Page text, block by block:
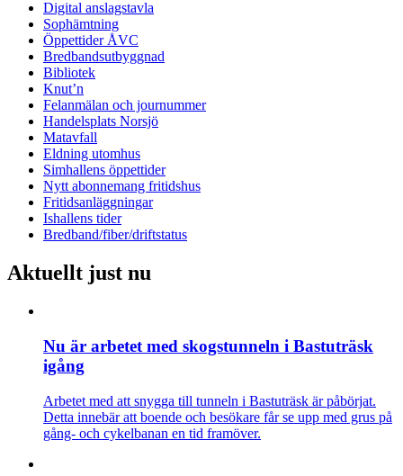
Digital anslagstavla
Sophämtning
Öppettider ÅVC
Bredbandsutbyggnad
Bibliotek
Knut’n
Felanmälan och journummer
Handelsplats Norsjö
Matavfall
Eldning utomhus
Simhallens öppettider
Nytt abonnemang fritidshus
Fritidsanläggningar
Ishallens tider
Bredband/fiber/driftstatus
Aktuellt just nu
Nu är arbetet med skogstunneln i Bastuträsk
igång
Arbetet med att snygga till tunneln i Bastuträsk är påbörjat.
Detta innebär att boende och besökare får se upp med grus på
gång- och cykelbanan en tid framöver.